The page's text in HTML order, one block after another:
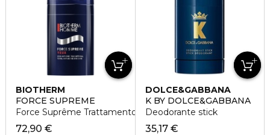
BIOTHERM
FORCE SUPREME
Force Suprême Trattamento Contorno Occhi Anti-età
72,90 €
DOLCE&GABBANA
K BY DOLCE&GABBANA
Deodorante stick
35,17 €